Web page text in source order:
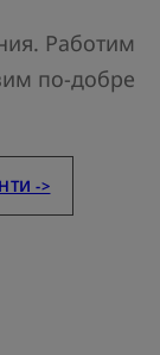
Работим
по-добре
->